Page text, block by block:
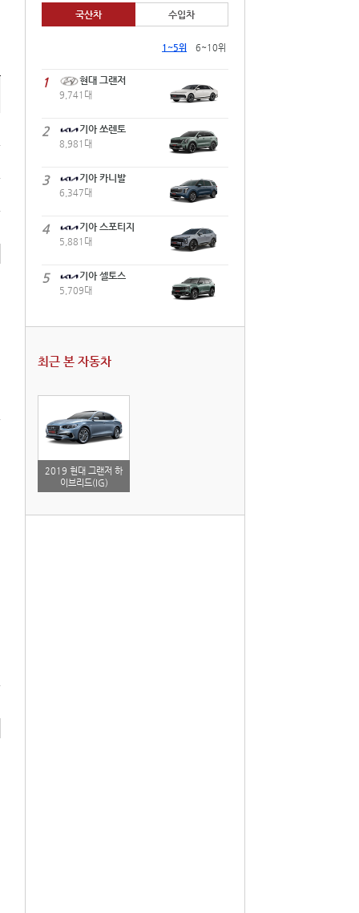
국산차 수입차
1~5위 6~10위
1 현대 그랜저
9,741대
2 기아 쏘렌토
8,981대
3 기아 카니발
6,347대
4 기아 스포티지
5,881대
5 기아 셀토스
5,709대
최근 본 자동차
2019 현대 그랜저 하
이브리드(IG)